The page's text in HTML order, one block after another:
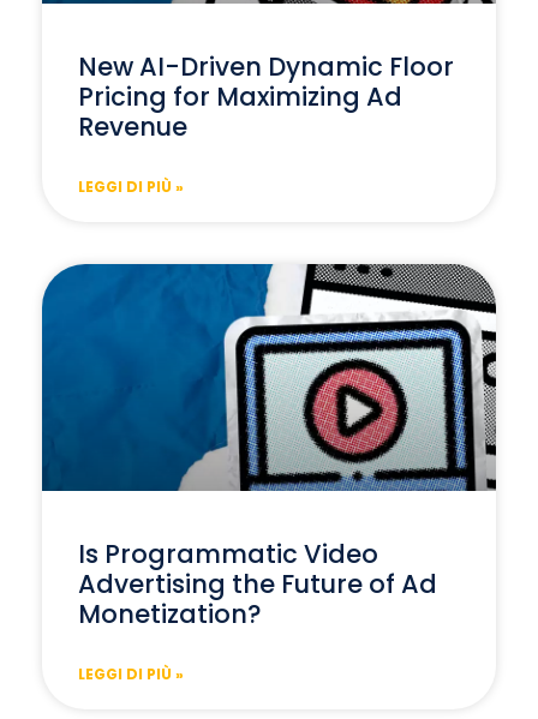
New AI-Driven Dynamic Floor
Pricing for Maximizing Ad
Revenue
LEGGI DI PIÙ »
Is Programmatic Video
Advertising the Future of Ad
Monetization?
LEGGI DI PIÙ »